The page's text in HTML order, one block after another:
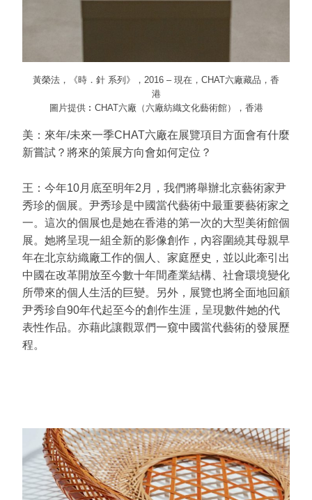
黃榮法，《時．針 系列》，2016 – 現在，CHAT六廠藏品，香
港
圖片提供︰CHAT六廠（六廠紡織文化藝術館），香港
美：來年/未來一季CHAT六廠在展覽項目方面會有什麼
新嘗試？將來的策展方向會如何定位？
王：今年10月底至明年2月，我們將舉辦北京藝術家尹
秀珍的個展。尹秀珍是中國當代藝術中最重要藝術家之
一。這次的個展也是她在香港的第一次的大型美術館個
展。她將呈現一組全新的影像創作，內容圍繞其母親早
年在北京紡織廠工作的個人、家庭歷史，並以此牽引出
中國在改革開放至今數十年間產業結構、社會環境變化
所帶來的個人生活的巨變。另外，展覽也將全面地回顧
尹秀珍自90年代起至今的創作生涯，呈現數件她的代
表性作品。亦藉此讓觀眾們一窺中國當代藝術的發展歷
程。